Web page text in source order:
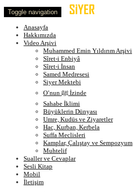
Toggle navigation
Anasayfa
Hakkımızda
Video Arşivi
Muhammed Emin Yıldırım Arşivi
Sîret-i Enbiyâ
Sîret-i İnsan
Samed Medresesi
Siyer Mektebi
O’nun ﷺ İzinde
Sahabe İklimi
Büyüklerin Dünyası
Umre, Kudüs ve Ziyaretler
Hac, Kurban, Kerbela
Suffa Meclisleri
Kamplar, Çalıştay ve Sempozyum
Muhtelif
Sualler ve Cevaplar
Sesli Kitap
Mobil
İletişim